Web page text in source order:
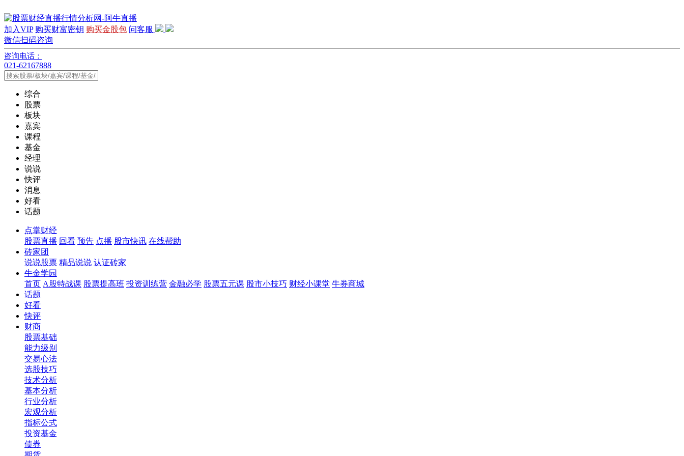
加入VIP 购买财富密钥 购买金股包 问客服
微信扫码咨询
咨询电话：
021-62167888
综合
股票
板块
嘉宾
课程
基金
经理
说说
快评
消息
好看
话题
点掌财经
股票直播 回看 预告 点播 股市快讯 在线帮助
砖家团
说说股票 精品说说 认证砖家
牛金学园
首页 A股特战课 股票提高班 投资训练营 金融必学 股票五元课 股市小技巧 财经小课堂 牛券商城
话题
好看
快评
财商
股票基础
能力级别
交易心法
选股技巧
技术分析
基本分析
行业分析
宏观分析
指标公式
投资基金
债券